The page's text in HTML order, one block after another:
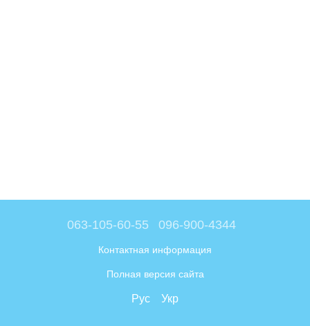
063-105-60-55 096-900-4344
Контактная информация
Полная версия сайта
Рус Укр